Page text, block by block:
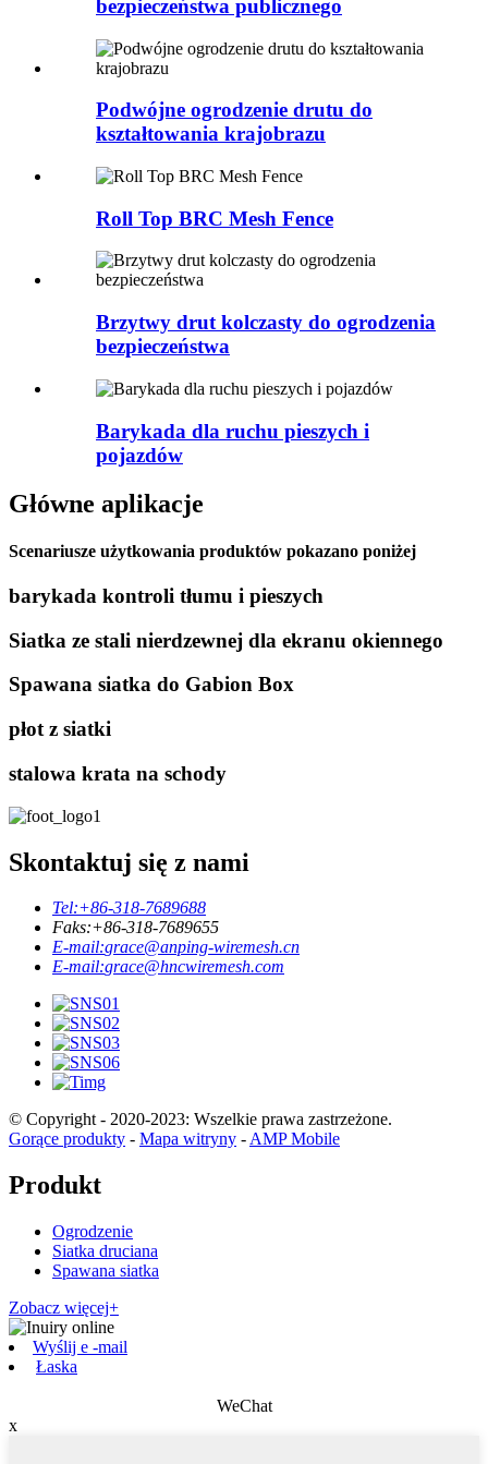
bezpieczeństwa publicznego
Podwójne ogrodzenie drutu do
kształtowania krajobrazu
Roll Top BRC Mesh Fence
Brzytwy drut kolczasty do ogrodzenia
bezpieczeństwa
Barykada dla ruchu pieszych i
pojazdów
Główne aplikacje
Scenariusze użytkowania produktów pokazano poniżej
barykada kontroli tłumu i pieszych
Siatka ze stali nierdzewnej dla ekranu okiennego
Spawana siatka do Gabion Box
płot z siatki
stalowa krata na schody
Skontaktuj się z nami
Tel:+86-318-7689688
Faks:+86-318-7689655
E-mail:grace@anping-wiremesh.cn
E-mail:grace@hncwiremesh.com
© Copyright - 2020-2023: Wszelkie prawa zastrzeżone.
Gorące produkty - Mapa witryny -AMP Mobile
Produkt
Ogrodzenie
Siatka druciana
Spawana siatka
Zobacz więcej+
Wyślij e -mail
Łaska
WeChat
x